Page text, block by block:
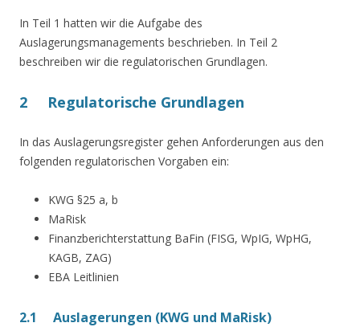
In Teil 1 hatten wir die Aufgabe des
Auslagerungsmanagements beschrieben. In Teil 2
beschreiben wir die regulatorischen Grundlagen.
2 Regulatorische Grundlagen
In das Auslagerungsregister gehen Anforderungen aus den
folgenden regulatorischen Vorgaben ein:
KWG §25 a, b
MaRisk
Finanzberichterstattung BaFin (FISG, WpIG, WpHG,
KAGB, ZAG)
EBA Leitlinien
2.1 Auslagerungen (KWG und MaRisk)